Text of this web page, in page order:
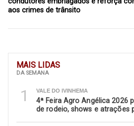
MAIS LIDAS
DA SEMANA
1 VALE DO IVINHEMA
4ª Feira Agro Angélica 2026
de rodeio, shows e atrações
aos crimes de trânsito